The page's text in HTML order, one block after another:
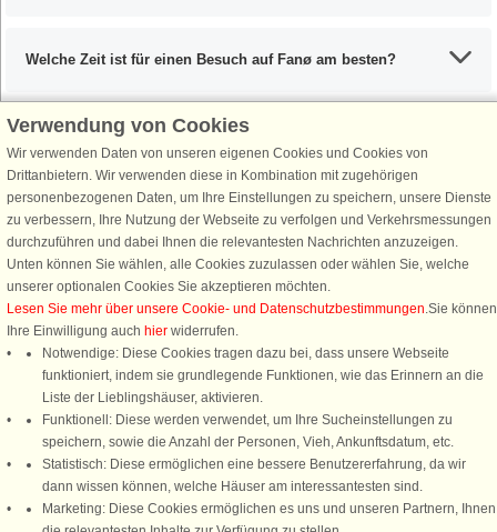
Rufen Sie an, um zu buchen
Welche Zeit ist für einen Besuch auf Fanø am besten?
Schließen Sie sich 100.000 Ferienhaus-Fans an
Erhalten Sie einen Willkommensgutschein von 25 €für Ihren nächsten
Ferienhausurlaub - melden Sie sich einfach für den DanCenter Newsletter
an. Verpassen Sie nie wieder exklusive Angebote, Gewinnspiele und
Urlaubstipps!
Newsletter abonnieren
Folgen Sie uns:
Verwendung von Cookies
Wir verwenden Daten von unseren eigenen Cookies und Cookies von
Drittanbietern. Wir verwenden diese in Kombination mit zugehörigen
personenbezogenen Daten, um Ihre Einstellungen zu speichern, unsere Dienste
zu verbessern, Ihre Nutzung der Webseite zu verfolgen und Verkehrsmessungen
durchzuführen und dabei Ihnen die relevantesten Nachrichten anzuzeigen.
Unten können Sie wählen, alle Cookies zuzulassen oder wählen Sie, welche
unserer optionalen Cookies Sie akzeptieren möchten.
Lesen Sie mehr über unsere Cookie- und Datenschutzbestimmungen.Sie können
Ihre Einwilligung auch hier widerrufen.
Notwendige: Diese Cookies tragen dazu bei, dass unsere Webseite
funktioniert, indem sie grundlegende Funktionen, wie das Erinnern an die
Liste der Lieblingshäuser, aktivieren.
Funktionell: Diese werden verwendet, um Ihre Sucheinstellungen zu
speichern, sowie die Anzahl der Personen, Vieh, Ankunftsdatum, etc.
Statistisch: Diese ermöglichen eine bessere Benutzererfahrung, da wir
dann wissen können, welche Häuser am interessantesten sind.
Marketing: Diese Cookies ermöglichen es uns und unseren Partnern, Ihnen